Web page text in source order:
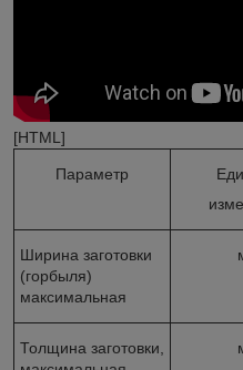
[HTML]
Параметр
Ширина заготовки
(горбыля)
максимальная
Толщина заготовки,